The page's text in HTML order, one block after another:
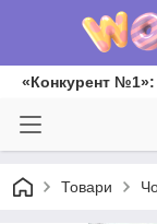
«Конкурент №1»:
Товари